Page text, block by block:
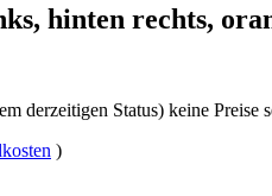
hinten rechts,
derzeitigen Status) keine Preise
)